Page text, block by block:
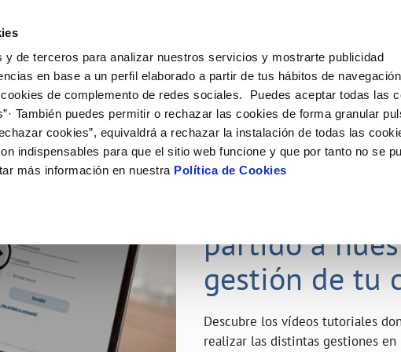
y de terceros para analizar nuestros servicios y mostrarte publicidad
en base a un perfil elaborado a partir de tus hábitos de
de complemento de redes sociales. Puedes aceptar todas las
También puedes permitir o rechazar las cookies de forma granular
cookies”, equivaldrá a rechazar la instalación de todas las
indispensables para que el sitio web funcione y que por tanto no se
más información en nuestra Política de Cookies
de titular
de suministro
MODIFICACIÓN DE DATOS
Actualizar datos bancarios
Actualizar datos de domicilio
VER TODAS LAS GESTIONES
Tu Servicio
AL CLIENTE
contacto
de fuga interior
COMPROMISO DE SERVICIO
Carta de compromisos
Customer Counsel (Defensa del cliente)
Tu Agua
del agua
CUIDADOS DEL AGUA
Consejos de ahorro
Depósitos de reserva
Conócenos
DE GESTIÓN Y CERTIFICADOS
Nuestros
23 ABR 2020
partido a
gestión de tu
Descubre los vídeos tutoriales
realizar las distintas gestiones